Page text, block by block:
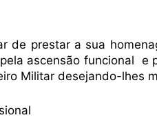
de prestar a sua
ascensão funcional e
Militar desejando-lhes